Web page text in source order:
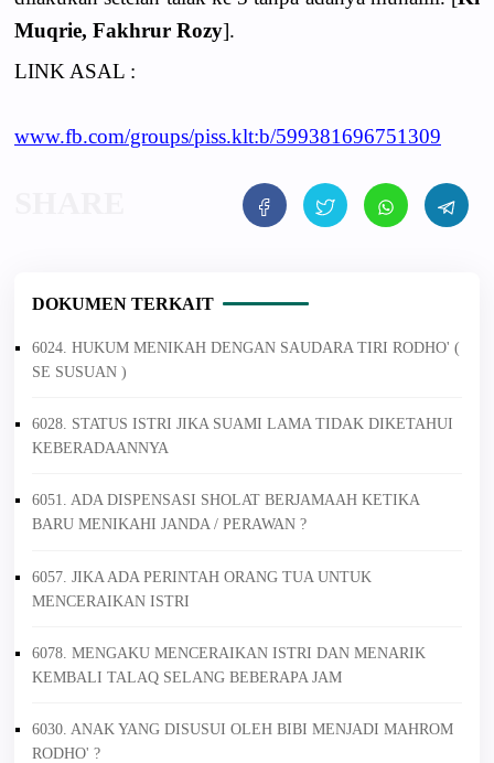
Muqrie, Fakhrur Rozy].
LINK ASAL :
www.fb.com/groups/piss.klt:b/599381696751309
DOKUMEN TERKAIT
6024. HUKUM MENIKAH DENGAN SAUDARA TIRI RODHO' (
SE SUSUAN )
6028. STATUS ISTRI JIKA SUAMI LAMA TIDAK DIKETAHUI
KEBERADAANNYA
6051. ADA DISPENSASI SHOLAT BERJAMAAH KETIKA
BARU MENIKAHI JANDA / PERAWAN ?
6057. JIKA ADA PERINTAH ORANG TUA UNTUK
MENCERAIKAN ISTRI
6078. MENGAKU MENCERAIKAN ISTRI DAN MENARIK
KEMBALI TALAQ SELANG BEBERAPA JAM
6030. ANAK YANG DISUSUI OLEH BIBI MENJADI MAHROM
RODHO' ?